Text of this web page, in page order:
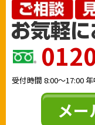
受付時間 8:00〜17:00年
メ